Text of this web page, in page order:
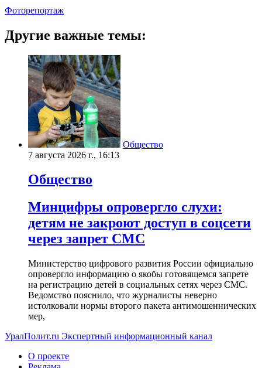
Фоторепортаж
Другие важные темы:
Общество
7 августа 2026 г., 16:13
Общество
Минцифры опровергло слухи:
детям не закроют доступ в соцсети
через запрет СМС
Министерство цифрового развития России официально
опровергло информацию о якобы готовящемся запрете
на регистрацию детей в социальных сетях через СМС.
Ведомство пояснило, что журналисты неверно
истолковали нормы второго пакета антимошеннических
мер,
УралПолит.ru Экспертный информационный канал
О проекте